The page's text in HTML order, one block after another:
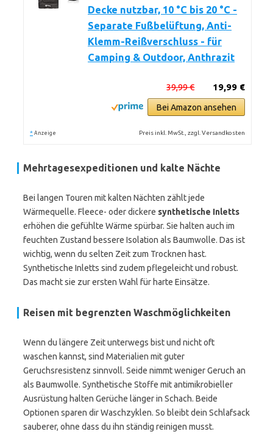
Decke nutzbar, 10 °C bis 20 °C -
Separate Fußbelüftung, Anti-
Klemm-Reißverschluss - für
Camping & Outdoor, Anthrazit
19,99 €
39,99 €
Bei Amazon ansehen
* Anzeige Preis inkl. MwSt., zzgl. Versandkosten
Mehrtagesexpeditionen und kalte Nächte
Bei langen Touren mit kalten Nächten zählt jede
Wärmequelle. Fleece- oder dickere synthetische Inletts
erhöhen die gefühlte Wärme spürbar. Sie halten auch im
feuchten Zustand bessere Isolation als Baumwolle. Das ist
wichtig, wenn du selten Zeit zum Trocknen hast.
Synthetische Inletts sind zudem pflegeleicht und robust.
Das macht sie zur ersten Wahl für harte Einsätze.
Reisen mit begrenzten Waschmöglichkeiten
Wenn du längere Zeit unterwegs bist und nicht oft
waschen kannst, sind Materialien mit guter
Geruchsresistenz sinnvoll. Seide nimmt weniger Geruch an
als Baumwolle. Synthetische Stoffe mit antimikrobieller
Ausrüstung halten Gerüche länger in Schach. Beide
Optionen sparen dir Waschzyklen. So bleibt dein Schlafsack
sauberer, ohne dass du ihn ständig reinigen musst.